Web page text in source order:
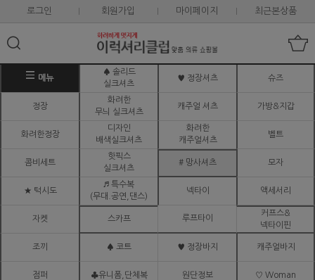
로그인 회원가입 마이페이지 최근본상품
메뉴
♠ 솔리드
실크셔츠
♥ 정장셔츠 슈즈
정장
화려한
무늬 실크셔츠
캐주얼 셔츠 가방&지갑
화려한정장
디자인
배색실크셔츠
화려한
캐주얼셔츠
벨트
콤비세트
핫픽스
실크셔츠
# 망사셔츠 모자
★ 턱시도
♬ 특수복
(무대.공연,댄스)
넥타이 액세서리
자켓 스카프 루프타이
커프스&
넥타이핀
조끼 ♠ 코트 ♥ 정장바지 캐주얼바지
점퍼 ♣유니폼,단체복 원단정보 ♡ Woman